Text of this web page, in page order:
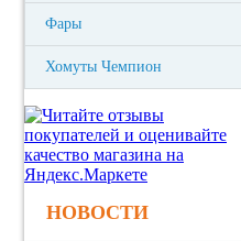
Фары
Хомуты Чемпион
НОВОСТИ